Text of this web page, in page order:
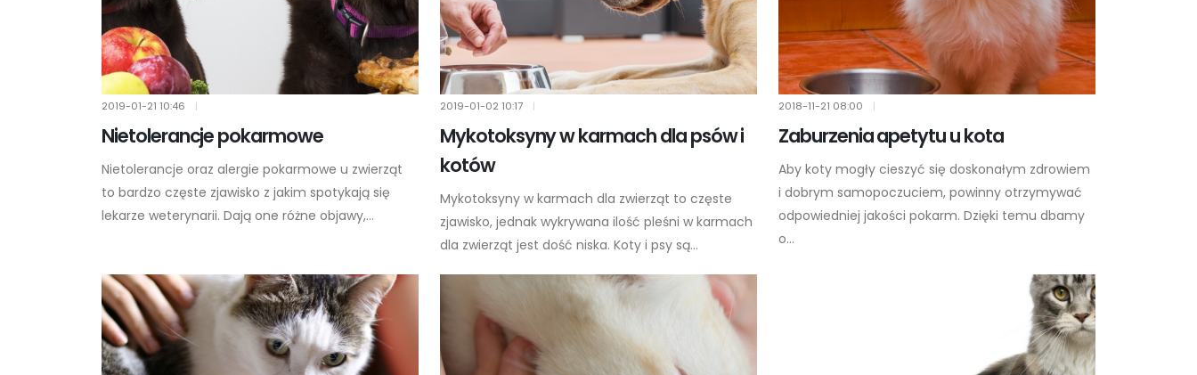
2019-01-21 10:46 |
Nietolerancje pokarmowe
Nietolerancje oraz alergie pokarmowe u zwierząt
to bardzo częste zjawisko z jakim spotykają się
lekarze weterynarii. Dają one różne objawy,...
2019-01-02 10:17 |
Mykotoksyny w karmach dla psów i
kotów
Mykotoksyny w karmach dla zwierząt to częste
zjawisko, jednak wykrywana ilość pleśni w karmach
dla zwierząt jest dość niska. Koty i psy są...
2018-11-21 08:00 |
Zaburzenia apetytu u kota
Aby koty mogły cieszyć się doskonałym zdrowiem
i dobrym samopoczuciem, powinny otrzymywać
odpowiedniej jakości pokarm. Dzięki temu dbamy
o...